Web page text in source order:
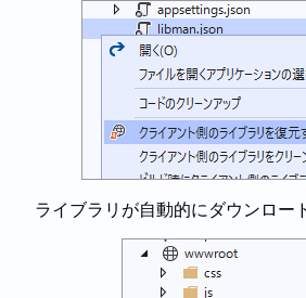
ライブラリが自動的にダウンロー